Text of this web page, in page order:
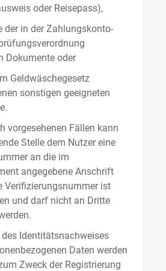
oder Reisepass),
der in der Zahlungskonto-
Dokumente oder
Geldwäschegesetz
sonstigen geeigneten
vorgesehenen Fällen kann
Stelle dem Nutzer eine
an die im
angegebene Anschrift
Verifizierungsnummer ist
und darf nicht an Dritte
Identitätsnachweises
Daten werden
Zweck der Registrierung